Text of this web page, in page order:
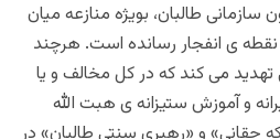
طالبان، بویژه منازعه میان
نقطه ی انفجار رسانده است. هرچند
می کند که در کل مخالف و یا
و آموزش ستیزانه ی هبت الله